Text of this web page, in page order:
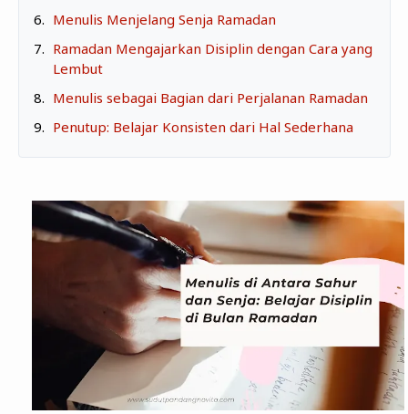
Menulis Menjelang Senja Ramadan
Ramadan Mengajarkan Disiplin dengan Cara yang
Lembut
Menulis sebagai Bagian dari Perjalanan Ramadan
Penutup: Belajar Konsisten dari Hal Sederhana